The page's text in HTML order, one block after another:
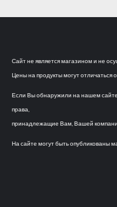
Сайт не является магазином и не
Цены на продукты могут отличаться
Если Вы обнаружили на нашем
права,
принадлежащие Вам, Вашей
На сайте могут быть опубликованы